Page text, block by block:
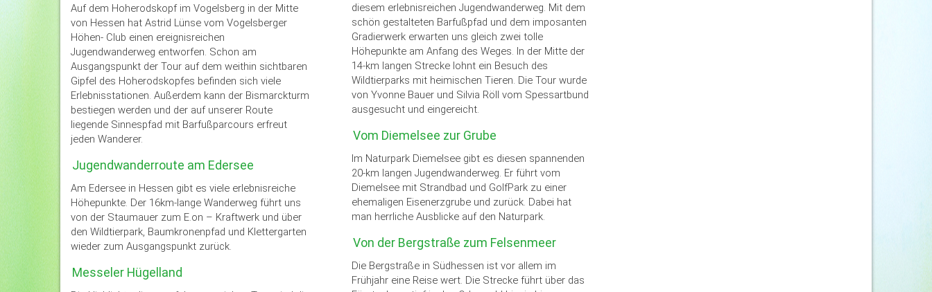
Auf dem Hoherodskopf im Vogelsberg in der Mitte
von Hessen hat Astrid Lünse vom Vogelsberger
Höhen- Club einen ereignisreichen
Jugendwanderweg entworfen. Schon am
Ausgangspunkt der Tour auf dem weithin sichtbaren
Gipfel des Hoherodskopfes befinden sich viele
Erlebnisstationen. Außerdem kann der Bismarckturm
bestiegen werden und der auf unserer Route
liegende Sinnespfad mit Barfußparcours erfreut
jeden Wanderer.
Jugendwanderroute am Edersee
Am Edersee in Hessen gibt es viele erlebnisreiche
Höhepunkte. Der 16km-lange Wanderweg führt uns
von der Staumauer zum E.on – Kraftwerk und über
den Wildtierpark, Baumkronenpfad und Klettergarten
wieder zum Ausgangspunkt zurück.
Messeler Hügelland
diesem erlebnisreichen Jugendwanderweg. Mit dem
schön gestalteten Barfußpfad und dem imposanten
Gradierwerk erwarten uns gleich zwei tolle
Höhepunkte am Anfang des Weges. In der Mitte der
14-km langen Strecke lohnt ein Besuch des
Wildtierparks mit heimischen Tieren. Die Tour wurde
von Yvonne Bauer und Silvia Röll vom Spessartbund
ausgesucht und eingereicht.
Vom Diemelsee zur Grube
Im Naturpark Diemelsee gibt es diesen spannenden
20-km langen Jugendwanderweg. Er führt vom
Diemelsee mit Strandbad und GolfPark zu einer
ehemaligen Eisenerzgrube und zurück. Dabei hat
man herrliche Ausblicke auf den Naturpark.
Von der Bergstraße zum Felsenmeer
Die Bergstraße in Südhessen ist vor allem im
Frühjahr eine Reise wert. Die Strecke führt über das